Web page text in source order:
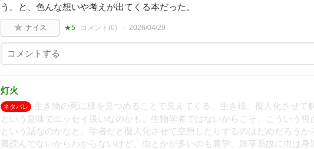
う。と、色んな想いや考えが出てくる本だった。
ナイス ★5 コメント(0) 2026/04/29
灯火
ネタバレ
生き物の死に様を見つめることで見えてくる、生き様。擬人化させて
という意味でエッセイ扱いなのかも。生物学者ではないからこそ、こういう視
という話なのかなと。学者だと擬人化させて空想したりするのはだめだろうか
書読んでないからわからないけど。虫とかが多いのも農学、雑草系故に虫は身